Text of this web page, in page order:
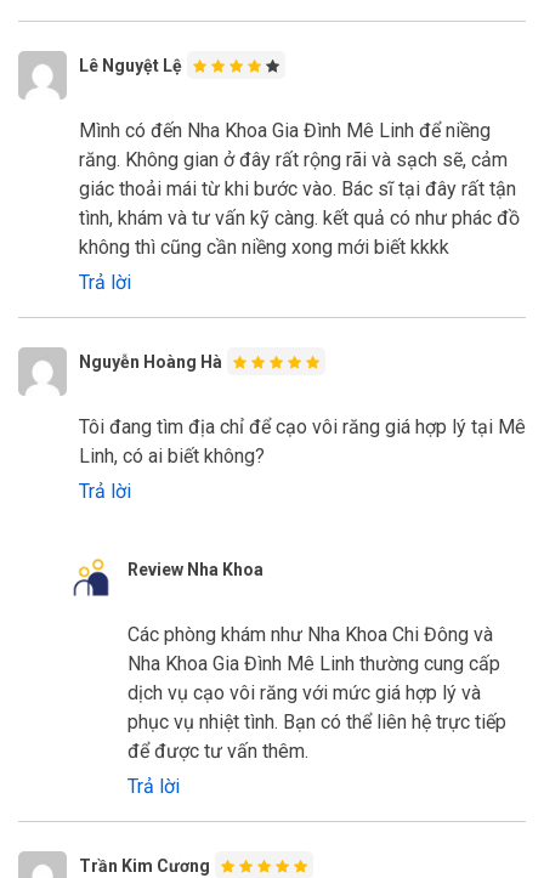
Lê Nguyệt Lệ
Mình có đến Nha Khoa Gia Đình Mê Linh để niềng
răng. Không gian ở đây rất rộng rãi và sạch sẽ, cảm
giác thoải mái từ khi bước vào. Bác sĩ tại đây rất tận
tình, khám và tư vấn kỹ càng. kết quả có như phác đồ
không thì cũng cần niềng xong mới biết kkkk
Trả lời
Nguyễn Hoàng Hà
Tôi đang tìm địa chỉ để cạo vôi răng giá hợp lý tại Mê
Linh, có ai biết không?
Trả lời
Review Nha Khoa
Các phòng khám như Nha Khoa Chi Đông và
Nha Khoa Gia Đình Mê Linh thường cung cấp
dịch vụ cạo vôi răng với mức giá hợp lý và
phục vụ nhiệt tình. Bạn có thể liên hệ trực tiếp
để được tư vấn thêm.
Trả lời
Trần Kim Cương